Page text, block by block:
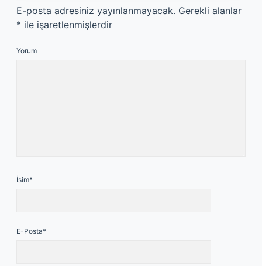
E-posta adresiniz yayınlanmayacak. Gerekli alanlar
* ile işaretlenmişlerdir
Yorum
İsim*
E-Posta*